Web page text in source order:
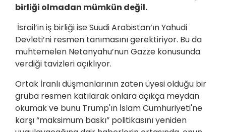
birliği olmadan mümkün değil.
İsrail’in iş birliği ise Suudi Arabistan’ın Yahudi
Devleti’ni resmen tanımasını gerektiriyor. Bu da
muhtemelen Netanyahu’nun Gazze konusunda
verdiği tavizleri açıklıyor.
Ortak İranlı düşmanlarının zaten üyesi olduğu bir
gruba resmen katılarak onlara açıkça meydan
okumak ve bunu Trump'ın İslam Cumhuriyeti'ne
karşı “maksimum baskı” politikasını yeniden